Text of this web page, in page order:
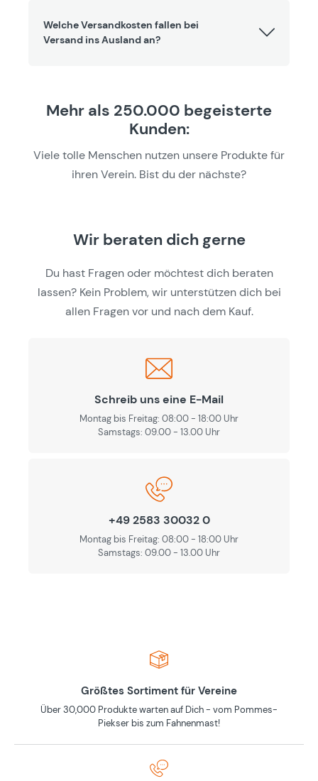
Welche Versandkosten fallen bei
Versand ins Ausland an?
Mehr als 250.000 begeisterte
Kunden:
Viele tolle Menschen nutzen unsere Produkte für
ihren Verein. Bist du der nächste?
Wir beraten dich gerne
Du hast Fragen oder möchtest dich beraten
lassen? Kein Problem, wir unterstützen dich bei
allen Fragen vor und nach dem Kauf.
Schreib uns eine E-Mail
Montag bis Freitag: 08:00 - 18:00 Uhr
Samstags: 09.00 - 13.00 Uhr
+49 2583 30032 0
Montag bis Freitag: 08:00 - 18:00 Uhr
Samstags: 09.00 - 13.00 Uhr
Größtes Sortiment für Vereine
Über 30,000 Produkte warten auf Dich - vom Pommes-
Piekser bis zum Fahnenmast!